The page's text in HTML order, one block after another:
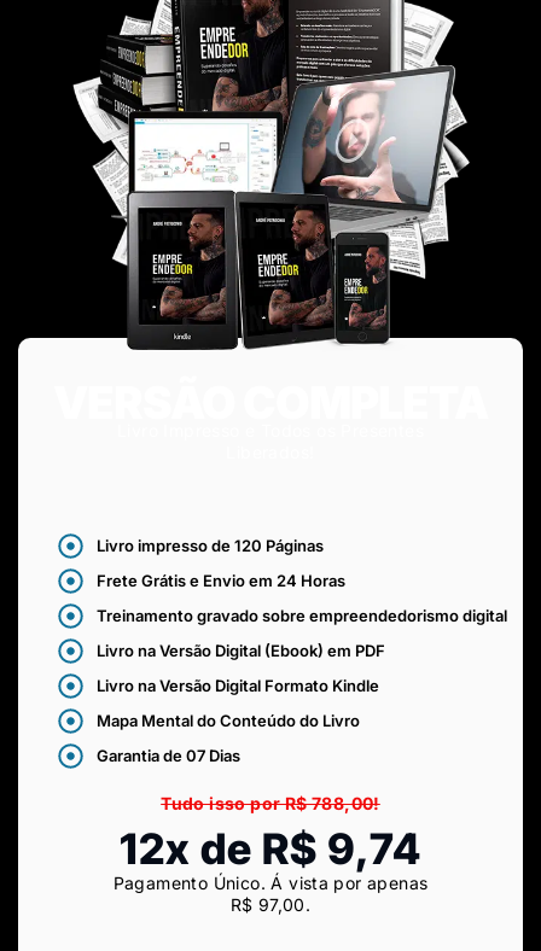
Livro impresso de 120 Páginas
Frete Grátis e Envio em 24 Horas
Treinamento gravado sobre empreendedorismo digital
Livro na Versão Digital (Ebook) em PDF
Livro na Versão Digital Formato Kindle
Mapa Mental do Conteúdo do Livro
Garantia de 07 Dias
Tudo isso por R$ 788,00!
12x de R$ 9,74
Pagamento Único. Á vista por apenas
R$ 97,00.